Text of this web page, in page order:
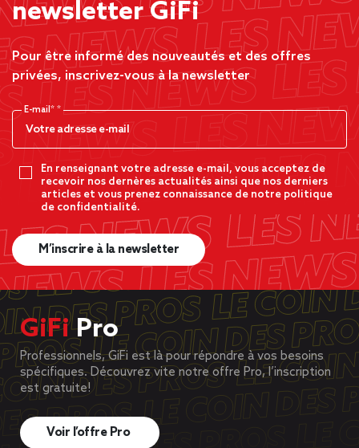
newsletter GiFi
Pour être informé des nouveautés et des offres
privées, inscrivez-vous à la newsletter
E-mail*
En renseignant votre adresse e-mail, vous acceptez de
recevoir nos dernères actualités ainsi que nos derniers
articles et vous prenez connaissance de notre politique
de confidentialité.
M’inscrire à la newsletter
GiFiPro
Professionnels, GiFi est là pour répondre à vos besoins
spécifiques. Découvrez vite notre offre Pro, l’inscription
est gratuite!
Voir l’offre Pro